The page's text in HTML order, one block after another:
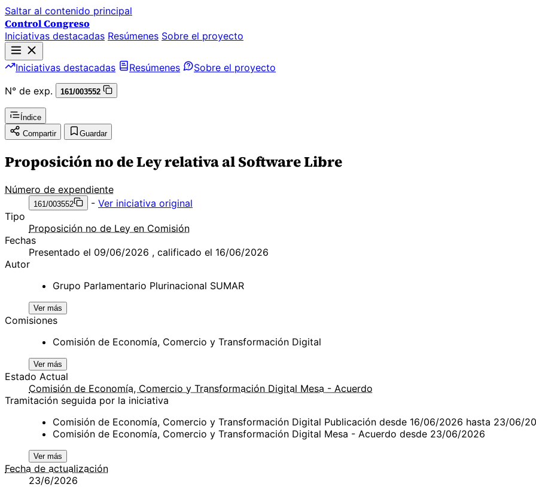
Saltar al contenido principal
Control Congreso
Iniciativas destacadas Resúmenes Sobre el proyecto
Iniciativas destacadas Resúmenes
Sobre el proyecto
N° de exp.
161/003552
Índice
Compartir
Guardar
Proposición no de Ley relativa al Software Libre
Número de expendiente
161/003552 - Ver iniciativa original
Tipo
Proposición no de Ley en Comisión
Fechas
Presentado el 09/06/2026 , calificado el 16/06/2026
Autor
Grupo Parlamentario Plurinacional SUMAR
Ver más
Comisiones
Comisión de Economía, Comercio y Transformación Digital
Ver más
Estado Actual
Comisión de Economía, Comercio y Transformación Digital Mesa - Acuerdo
Tramitación seguida por la iniciativa
Comisión de Economía, Comercio y Transformación Digital Publicación desde 16/06/2026 hasta 23/06/
Comisión de Economía, Comercio y Transformación Digital Mesa - Acuerdo desde 23/06/2026
Ver más
Fecha de actualización
23/6/2026